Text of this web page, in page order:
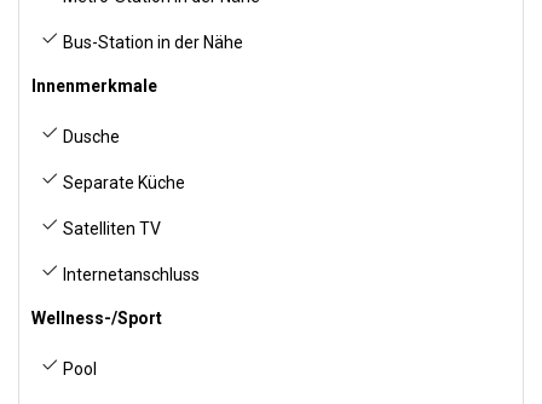
Bus-Station in der Nähe
Innenmerkmale
Dusche
Separate Küche
Satelliten TV
Internetanschluss
Wellness-/Sport
Pool